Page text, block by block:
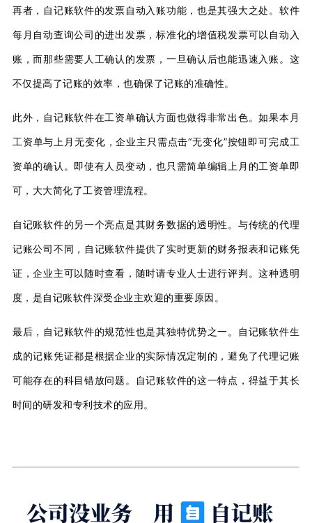
再者，自记账软件的发票自动入账功能，也是其强大之处。软件
每月自动查询公司的进出发票，标准化的增值税发票可以自动入
账，而那些需要人工确认的发票，一旦确认后也能迅速入账。这
不仅提高了记账的效率，也确保了记账的准确性。
此外，自记账软件在工资单确认方面也做得非常出色。如果本月
工资单与上月无变化，企业主只需点击“无变化”按钮即可完成工
资单的确认。即使有人员变动，也只需简单编辑上月的工资单即
可，大大简化了工资管理流程。
自记账软件的另一个亮点是其财务数据的透明性。与传统的代理
记账公司不同，自记账软件提供了实时更新的财务报表和记账凭
证，企业主可以随时查看，随时请专业人士进行评判。这种透明
度，是自记账软件深受企业主欢迎的重要原因。
最后，自记账软件的规范性也是其独特优势之一。自记账软件生
成的记账凭证都是根据企业的实际情况定制的，避免了代理记账
可能存在的科目错放问题。自记账软件的这一特点，得益于其长
时间的研发和专利技术的应用。